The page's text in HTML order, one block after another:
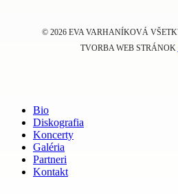
© 2026 EVA VARHANÍKOVÁ
TVORBA WEB STRÁNOK
Bio
Diskografia
Koncerty
Galéria
Partneri
Kontakt